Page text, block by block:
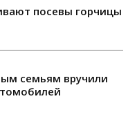
посевы горчицы
семьям вручили